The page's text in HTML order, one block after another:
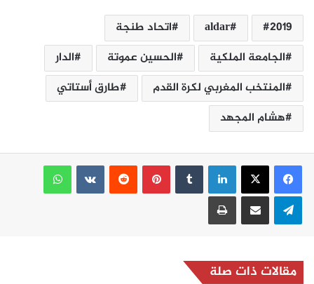
2019
aldar
اتحاد طنجة
الجامعة الملكية
الحسين عموتة
الدار
المنتخب المغربي لكرة القدم
طارق أستاتي
هشام المجهد
لينكدإن بينتيريست
واتساب
تيلقرام مشاركة عبر البريد طباعة
مقالات ذات صلة